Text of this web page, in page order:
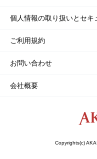
個人情報の取り扱いとセキ
ご利用規約
お問い合わせ
会社概要
Copyrights(c)